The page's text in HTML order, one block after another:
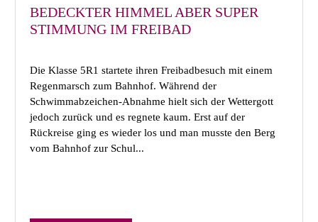
BEDECKTER HIMMEL ABER SUPER
STIMMUNG IM FREIBAD
Die Klasse 5R1 startete ihren Freibadbesuch mit einem
Regenmarsch zum Bahnhof. Während der
Schwimmabzeichen-Abnahme hielt sich der Wettergott
jedoch zurück und es regnete kaum. Erst auf der
Rückreise ging es wieder los und man musste den Berg
vom Bahnhof zur Schul...